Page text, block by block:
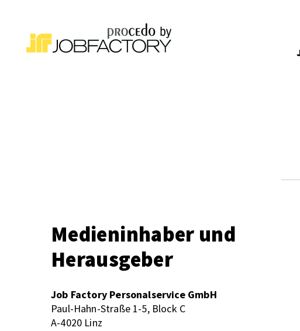
Medieninhaber und
Herausgeber
Job Factory Personalservice GmbH
Paul-Hahn-Straße 1-5, Block C
A-4020 Linz